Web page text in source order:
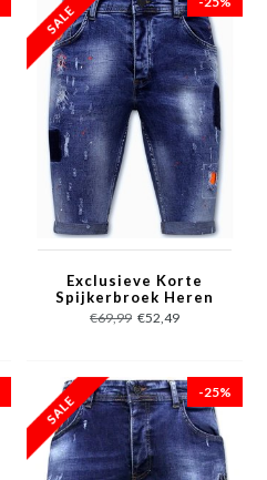
Exclusieve Korte
Spijkerbroek Heren
Stretch - 1014 - Blauw
€69,99 €52,49
-25%